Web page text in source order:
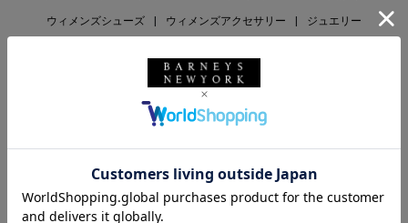
ウィメンズシューズ ウィメンズアクセサリー ジュエリー
RECOMMEND